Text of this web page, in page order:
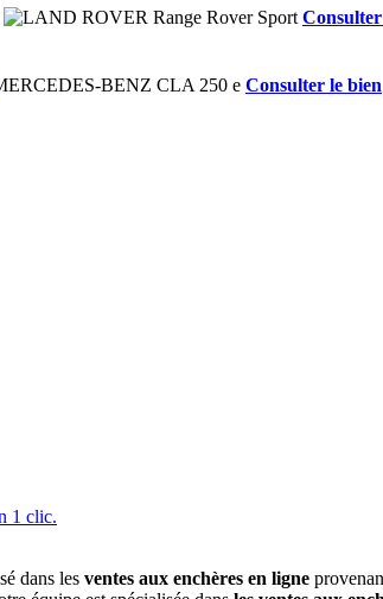
Consulter le bien
dans les ventes aux enchères en ligne